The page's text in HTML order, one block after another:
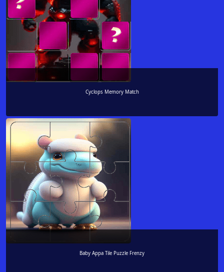
Cyclops Memory Match
Baby Appa Tile Puzzle Frenzy